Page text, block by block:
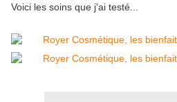
Voici les soins que j'ai testé...